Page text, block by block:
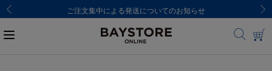
ご注文集中による発送についてのお知らせ